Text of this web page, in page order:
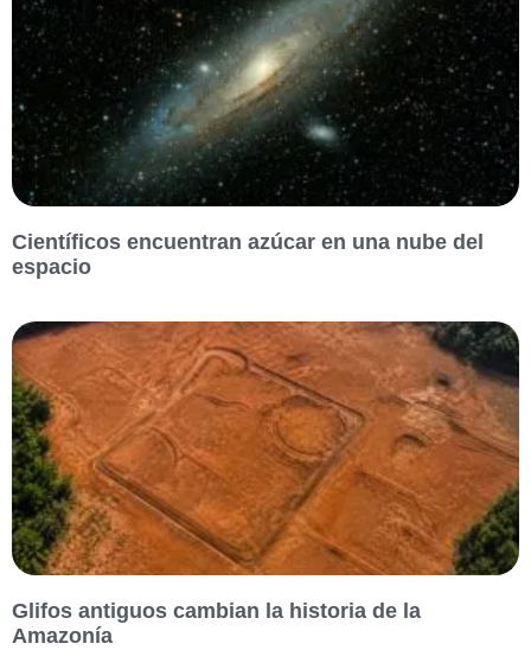
Científicos encuentran azúcar en una nube del
espacio
Glifos antiguos cambian la historia de la
Amazonía